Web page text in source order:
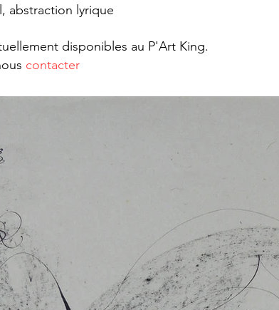
abstraction lyrique
disponibles au P'Art King.
contacter